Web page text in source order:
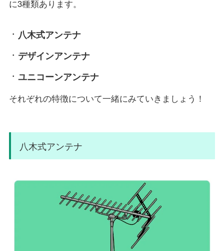
に3種類あります。
八木式アンテナ
デザインアンテナ
ユニコーンアンテナ
それぞれの特徴について一緒にみていきましょう！
八木式アンテナ